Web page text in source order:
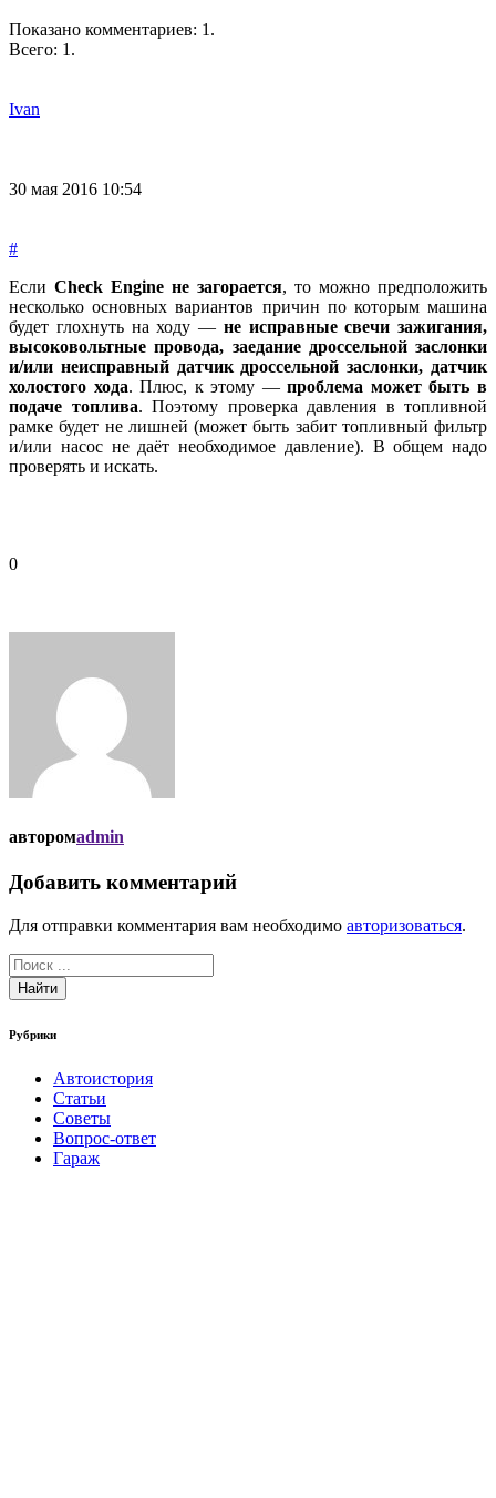
Показано комментариев: 1 .
Всего: 1 .
Ivan
30 мая 2016 10:54
#
Если Check Engine не загорается, то можно предположить
несколько основных вариантов причин по которым машина
будет глохнуть на ходу — не исправные свечи зажигания,
высоковольтные провода, заедание дроссельной заслонки
и/или неисправный датчик дроссельной заслонки, датчик
холостого хода. Плюс, к этому —проблема может быть в
подаче топлива. Поэтому проверка давления в топливной
рамке будет не лишней (может быть забит топливный фильтр
и/или насос не даёт необходимое давление). В общем надо
проверять и искать.
0
авторомadmin
Добавить комментарий
Для отправки комментария вам необходимо авторизоваться.
Найти
Рубрики
Автоистория
Статьи
Советы
Вопрос-ответ
Гараж